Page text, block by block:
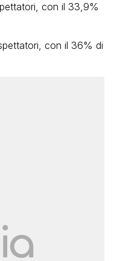
con il 33,9%
con il 36% di